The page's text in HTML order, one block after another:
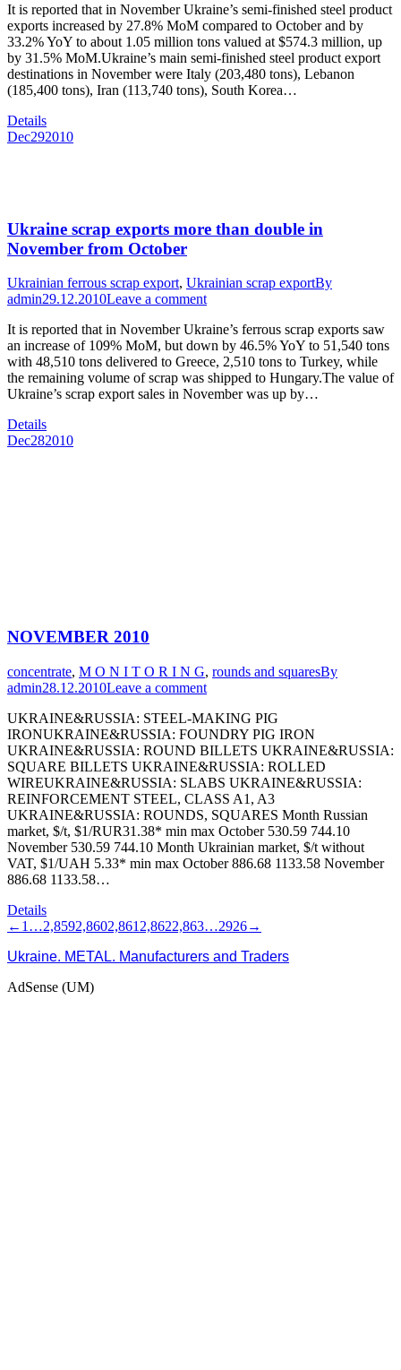
It is reported that in November Ukraine’s semi-finished steel product
exports increased by 27.8% MoM compared to October and by
33.2% YoY to about 1.05 million tons valued at $574.3 million, up
by 31.5% MoM.Ukraine’s main semi-finished steel product export
destinations in November were Italy (203,480 tons), Lebanon
(185,400 tons), Iran (113,740 tons), South Korea…
Details
Dec292010
Ukraine scrap exports more than double in
November from October
Ukrainian ferrous scrap export, Ukrainian scrap exportBy
admin29.12.2010Leave a comment
It is reported that in November Ukraine’s ferrous scrap exports saw
an increase of 109% MoM, but down by 46.5% YoY to 51,540 tons
with 48,510 tons delivered to Greece, 2,510 tons to Turkey, while
the remaining volume of scrap was shipped to Hungary.The value of
Ukraine’s scrap export sales in November was up by…
Details
Dec282010
NOVEMBER 2010
concentrate, M O N I T O R I N G, rounds and squaresBy
admin28.12.2010Leave a comment
UKRAINE&RUSSIA: STEEL-MAKING PIG
IRONUKRAINE&RUSSIA: FOUNDRY PIG IRON
UKRAINE&RUSSIA: ROUND BILLETS UKRAINE&RUSSIA:
SQUARE BILLETS UKRAINE&RUSSIA: ROLLED
WIREUKRAINE&RUSSIA: SLABS UKRAINE&RUSSIA:
REINFORCEMENT STEEL, CLASS A1, A3
UKRAINE&RUSSIA: ROUNDS, SQUARES Month Russian
market, $/t, $1/RUR31.38* min max October 530.59 744.10
November 530.59 744.10 Month Ukrainian market, $/t without
VAT, $1/UAH 5.33* min max October 886.68 1133.58 November
886.68 1133.58…
Details
← 1 …2,8592,8602,861 2,8622,863…2926→
Ukraine. METAL. Manufacturers and Traders
AdSense (UM)